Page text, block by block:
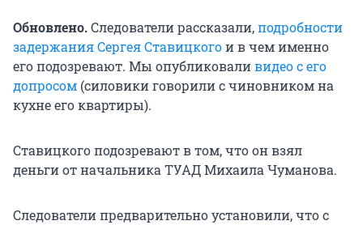
Обновлено.Следователи рассказали,подробности
задержания Сергея Ставицкогои в чем именно
его подозревают. Мы опубликоваливидео с его
допросом (силовики говорили с чиновником на
кухне его квартиры).
Ставицкого подозревают в том, что он взял
деньги от начальника ТУАД Михаила Чуманова.
Следователи предварительно установили, что с